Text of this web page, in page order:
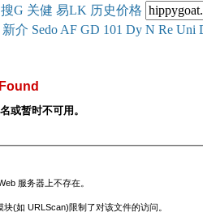
搜G 关健 易LK 历史价格
新介 Sedo AF GD 101 Dy N Re Uni